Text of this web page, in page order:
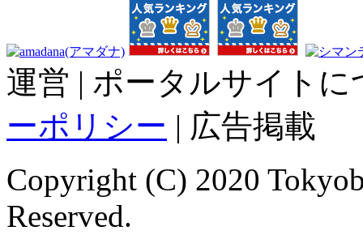
運営 | ポータルサイト
ーポリシー | 広告掲載
Copyright (C) 2020
Reserved.